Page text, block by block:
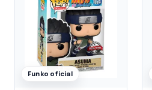
Funko oficial